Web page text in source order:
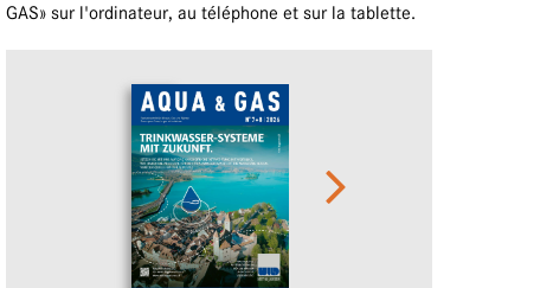
GAS» sur l'ordinateur, au téléphone et sur la tablette.